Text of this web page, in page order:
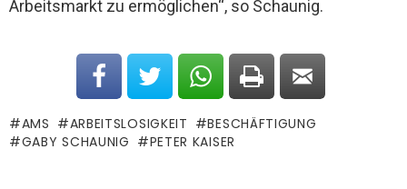
Arbeitsmarkt zu ermöglichen“, so Schaunig.
AMS ARBEITSLOSIGKEIT
BESCHÄFTIGUNG
GABY SCHAUNIG
PETER KAISER